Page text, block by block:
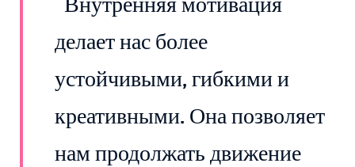
"Внутренняя мотивация
делает нас более
устойчивыми, гибкими и
креативными. Она позволяет
нам продолжать движение